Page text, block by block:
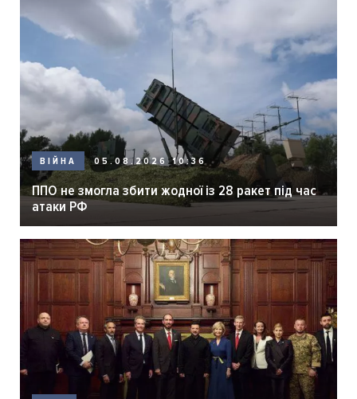
ВІЙНА 05.08.2026 10:36
ППО не змогла збити жодної із 28 ракет під час
атаки РФ